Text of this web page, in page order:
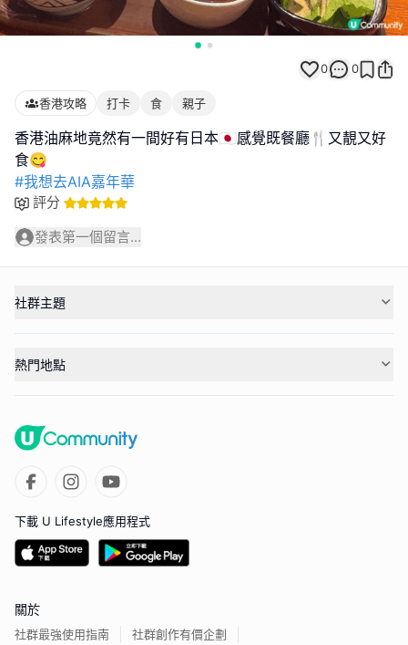
0 0
香港攻略 打卡 食 親子
香港油麻地竟然有一間好有日本🇯🇵感覺既餐廳🍴又靚又好
#我想去AIA嘉年華
評分
發表第一個留言...
社群主題
熱門地點
下載 U Lifestyle應用程式
關於
社群最強使用指南 社群創作有價企劃